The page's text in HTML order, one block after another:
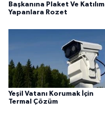
Başkanına Plaket Ve Katılım
Yapanlara Rozet
Yeşil Vatanı Korumak İçin
Termal Çözüm